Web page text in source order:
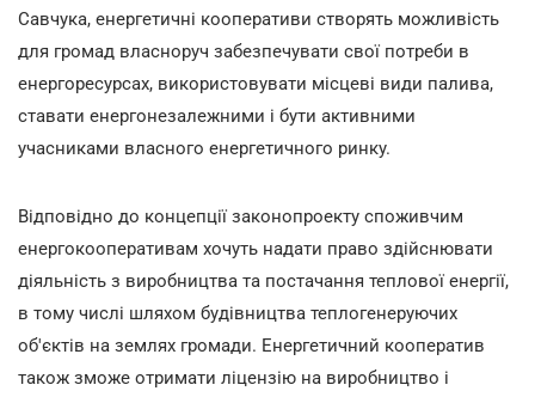
Савчука, енергетичні кооперативи створять можливість
для громад власноруч забезпечувати свої потреби в
енергоресурсах, використовувати місцеві види палива,
ставати енергонезалежними і бути активними
учасниками власного енергетичного ринку.
Відповідно до концепції законопроекту споживчим
енергокооперативам хочуть надати право здійснювати
діяльність з виробництва та постачання теплової енергії,
в тому числі шляхом будівництва теплогенеруючих
об'єктів на землях громади. Енергетичний кооператив
також зможе отримати ліцензію на виробництво і